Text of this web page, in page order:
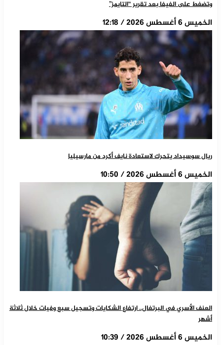
وتضغط على الفيفا بعد تقرير “التايمز”
الخميس 6 أغسطس 2026 / 12:18
ريال سوسيداد يتحرك لاستعادة نايف أكرد من مارسيليا
الخميس 6 أغسطس 2026 / 10:50
العنف الأسري في البرتغال.. ارتفاع الشكايات وتسجيل سبع وفيات خلال ثلاثة
أشهر
الخميس 6 أغسطس 2026 / 10:39